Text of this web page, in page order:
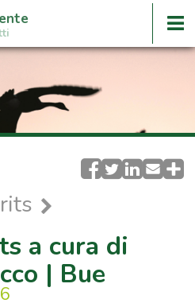
a cura di
| Bue